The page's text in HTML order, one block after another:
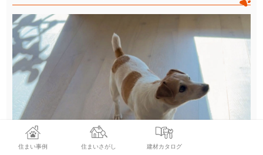
住まい事例 住まいさがし 建材カタログ